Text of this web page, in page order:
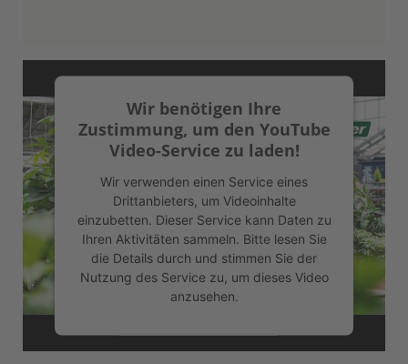
Wir benötigen Ihre
Zustimmung, um den YouTube
Video-Service zu laden!
Wir verwenden einen Service eines
Drittanbieters, um Videoinhalte
einzubetten. Dieser Service kann Daten zu
Ihren Aktivitäten sammeln. Bitte lesen Sie
die Details durch und stimmen Sie der
Nutzung des Service zu, um dieses Video
anzusehen.
Mehr Informationen